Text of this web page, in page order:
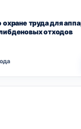
охране труда для
отходов